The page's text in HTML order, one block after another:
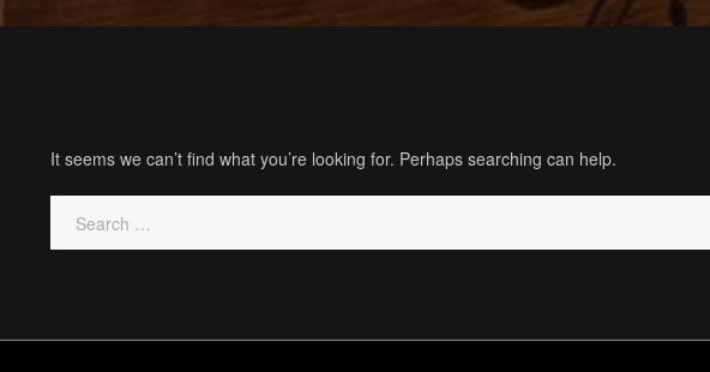
It seems we can’t find what you’re looking for. Perhaps searching can help.